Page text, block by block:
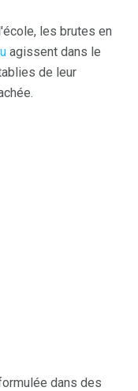
les brutes en
agissent dans le
de leur
dans des